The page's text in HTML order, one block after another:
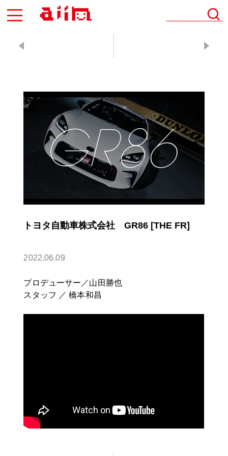
トヨタ自動車株式会社 GR86 [THE FR]
2022.06.09
プロデューサー／山田勝也
スタッフ ／橋本和昌